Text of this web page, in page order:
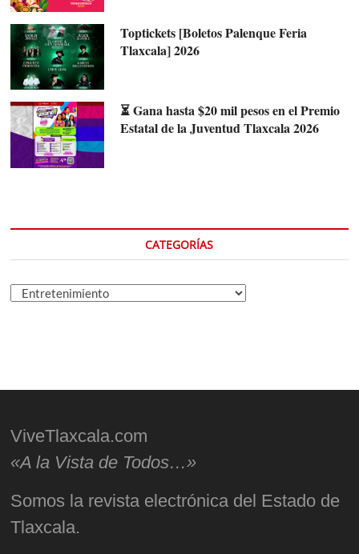
Toptickets [Boletos Palenque Feria
Tlaxcala] 2026
⏳ Gana hasta $20 mil pesos en el Premio
Estatal de la Juventud Tlaxcala 2026
CATEGORÍAS
Categorías
ViveTlaxcala.com
«A la Vista de Todos…»
Somos la revista electrónica del Estado de
Tlaxcala.